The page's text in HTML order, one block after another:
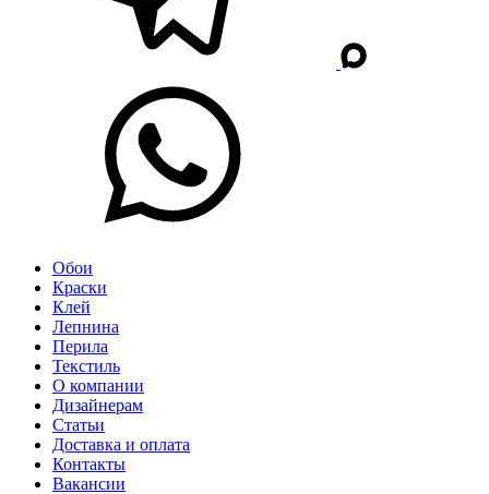
Обои
Краски
Клей
Лепнина
Перила
Текстиль
О компании
Дизайнерам
Статьи
Доставка и оплата
Контакты
Вакансии